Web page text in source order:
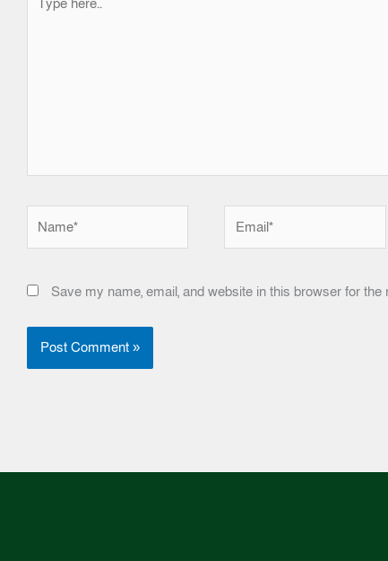
here..
Save my name, email, and website in this browser for